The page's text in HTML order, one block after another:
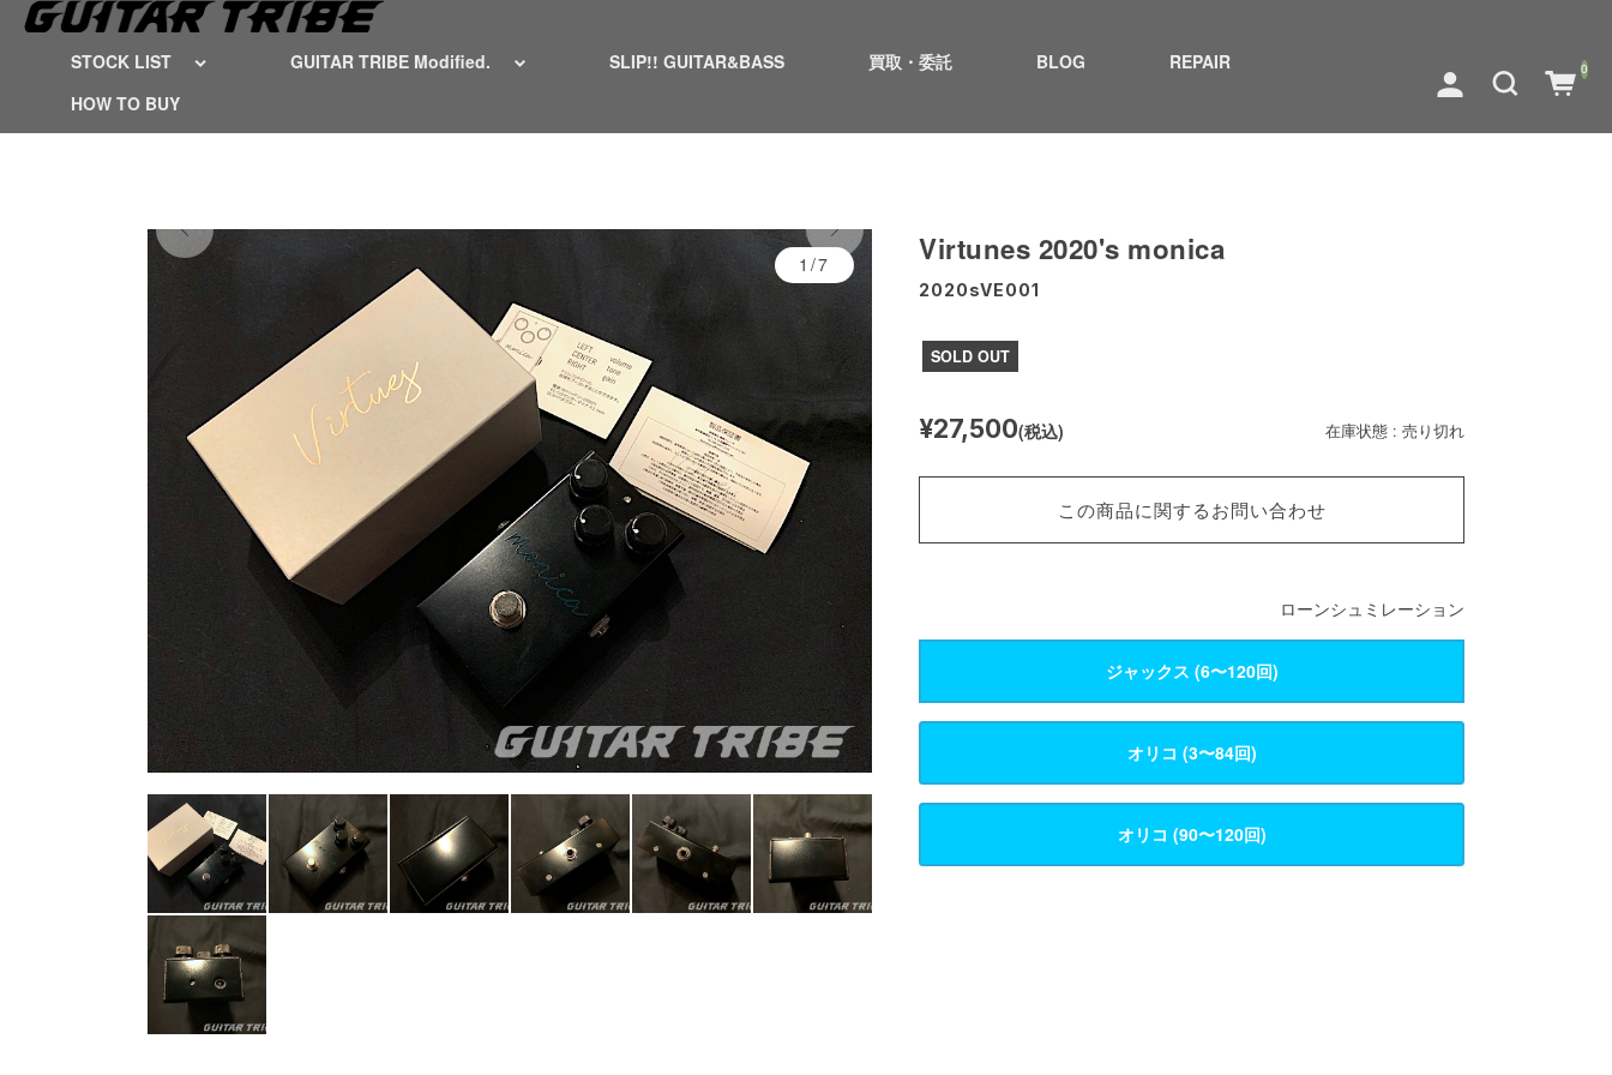
STOCK LIST GUITAR TRIBE Modified. SLIP!! GUITAR&BASS 買取・委託 BLOG
REPAIR
HOW TO BUY
0
1/7 Virtunes 2020's monica
2020sVE001
SOLD OUT
在庫状態 : 売り切れ
¥27,500(税込)
この商品に関するお問い合わせ
ローンシュミレーション
ジャックス (6〜120回)